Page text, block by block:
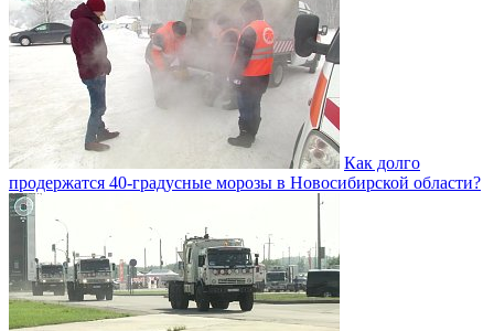
Как долго
продержатся 40-градусные морозы в Новосибирской области?